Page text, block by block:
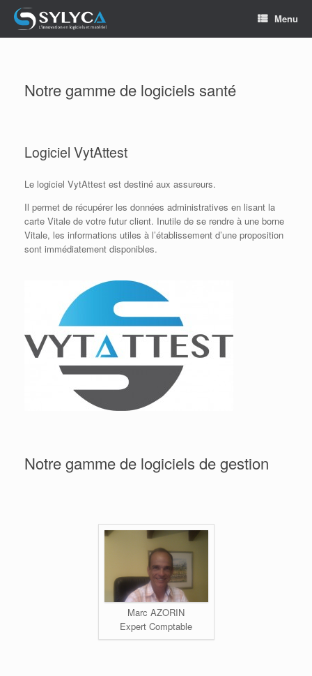
content
Menu
Notre gamme de logiciels santé
Logiciel VytAttest
Le logiciel VytAttest est destiné aux assureurs.
Il permet de récupérer les données administratives en lisant la
carte Vitale de votre futur client. Inutile de se rendre à une borne
Vitale, les informations utiles à l’établissement d’une proposition
sont immédiatement disponibles.
Notre gamme de logiciels de gestion
Marc AZORIN
Expert Comptable